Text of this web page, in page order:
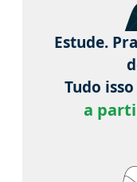
Estude.
Tudo
a